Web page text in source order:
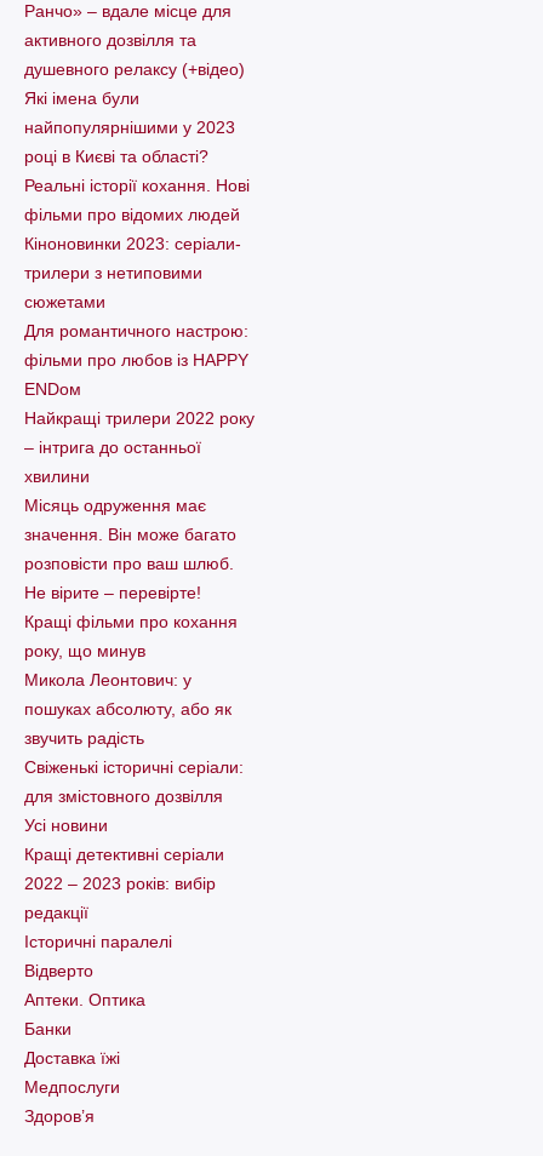
Ранчо» – вдале місце для
активного дозвілля та
душевного релаксу (+відео)
Які імена були
найпопулярнішими у 2023
році в Києві та області?
Реальні історії кохання. Нові
фільми про відомих людей
Кіноновинки 2023: серіали-
трилери з нетиповими
сюжетами
Для романтичного настрою:
фільми про любов із HAPPY
ENDом
Найкращі трилери 2022 року
– інтрига до останньої
хвилини
Місяць одруження має
значення. Він може багато
розповісти про ваш шлюб.
Не вірите – перевірте!
Кращі фільми про кохання
року, що минув
Микола Леонтович: у
пошуках абсолюту, або як
звучить радість
Свіженькі історичні серіали:
для змістовного дозвілля
Усі новини
Кращі детективні серіали
2022 – 2023 років: вибір
редакції
Історичні паралелі
Відверто
Аптеки. Оптика
Банки
Доставка їжі
Медпослуги
Здоров’я